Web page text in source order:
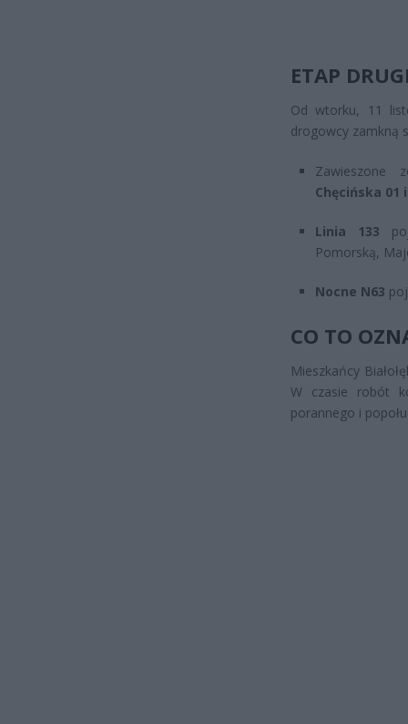
ETAP
Od wtorku, 11
drogowcy zamkną
Zawieszone
Chęcińska 01
Linia 133
Pomorską,
Nocne N63
CO TO
Mieszkańcy
W czasie robót
porannego i